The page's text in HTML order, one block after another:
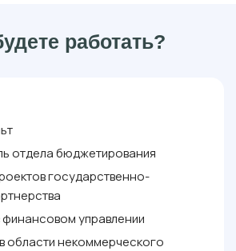
работать?
отдела бюджетирования
государственно-
финансовом управлении
области некоммерческого